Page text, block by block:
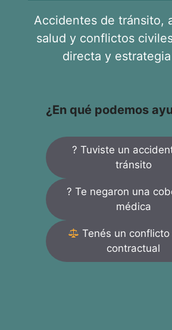
Accidentes de tránsito,
salud y conflictos
directa y
¿En qué podemos
? Tuviste un
tránsito
? Te negaron una
médica
Tenés un conflicto
contractual